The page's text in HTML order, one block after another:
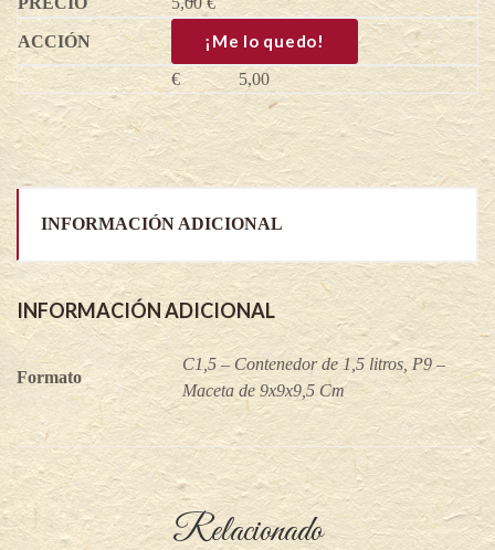
loganobaccus
quantity
¡Me lo quedo!
€ 5,00
INFORMACIÓN ADICIONAL
INFORMACIÓN ADICIONAL
Formato
C1,5 – Contenedor de 1,5 litros, P9 –
Maceta de 9x9x9,5 Cm
Relacionado